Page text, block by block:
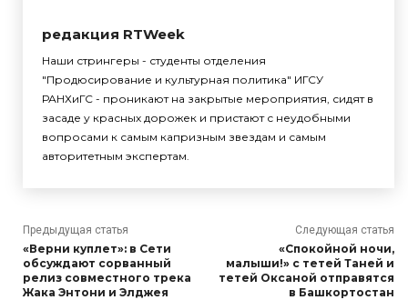
редакция RTWeek
Наши стрингеры - студенты отделения
"Продюсирование и культурная политика" ИГСУ
РАНХиГС - проникают на закрытые мероприятия, сидят в
засаде у красных дорожек и пристают с неудобными
вопросами к самым капризным звездам и самым
авторитетным экспертам.
Предыдущая статья
«Верни куплет»: в Сети
обсуждают сорванный
релиз совместного трека
Жака Энтони и Элджея
Следующая статья
«Спокойной ночи,
малыши!» с тетей Таней и
тетей Оксаной отправятся
в Башкортостан